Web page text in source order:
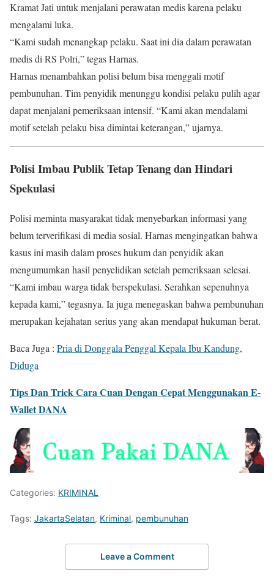
Kramat Jati untuk menjalani perawatan medis karena pelaku
mengalami luka.
“Kami sudah menangkap pelaku. Saat ini dia dalam perawatan
medis di RS Polri,” tegas Harnas.
Harnas menambahkan polisi belum bisa menggali motif
pembunuhan. Tim penyidik menunggu kondisi pelaku pulih agar
dapat menjalani pemeriksaan intensif. “Kami akan mendalami
motif setelah pelaku bisa dimintai keterangan,” ujarnya.
Polisi Imbau Publik Tetap Tenang dan Hindari
Spekulasi
Polisi meminta masyarakat tidak menyebarkan informasi yang
belum terverifikasi di media sosial. Harnas mengingatkan bahwa
kasus ini masih dalam proses hukum dan penyidik akan
mengumumkan hasil penyelidikan setelah pemeriksaan selesai.
“Kami imbau warga tidak berspekulasi. Serahkan sepenuhnya
kepada kami,” tegasnya. Ia juga menegaskan bahwa pembunuhan
merupakan kejahatan serius yang akan mendapat hukuman berat.
Baca Juga : Pria di Donggala Penggal Kepala Ibu Kandung,
Diduga
Tips Dan Trick Cara Cuan Dengan Cepat Menggunakan E-
Wallet DANA
Categories: KRIMINAL
Tags: JakartaSelatan, Kriminal, pembunuhan
Leave a Comment